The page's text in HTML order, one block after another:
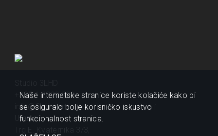
+385 1 2320 200
info@3lhd.com
Urania
Naše internetske stranice koriste kolačiće kako bi
se osiguralo bolje korisničko iskustvo i
funkcionalnost stranica.